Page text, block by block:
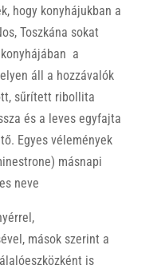
hogy konyhájukban a
Toszkána sokat
a
áll a hozzávalók
sűrített ribollita
és a leves egyfajta
Egyes vélemények
másnapi
neve
mások szerint a
is